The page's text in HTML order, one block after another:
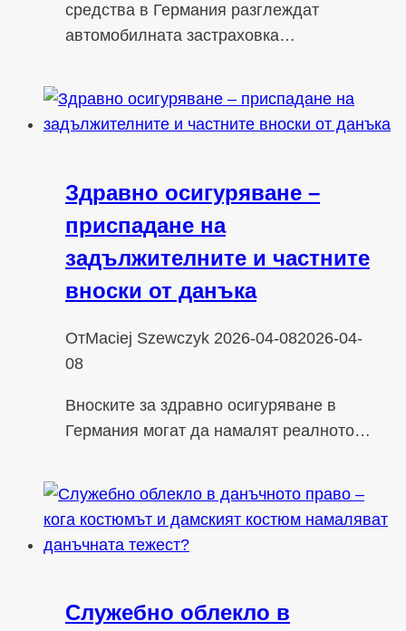
средства в Германия разглеждат
автомобилната застраховка…
Здравно осигуряване –
приспадане на
задължителните и частните
вноски от данъка
ОтMaciej Szewczyk 2026-04-082026-04-
08
Вноските за здравно осигуряване в
Германия могат да намалят реалното…
Служебно облекло в